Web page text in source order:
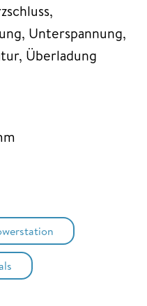
Unterspannung,
Überladung